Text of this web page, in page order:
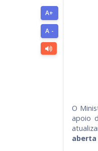
O
apoio
aberta
A+
A -